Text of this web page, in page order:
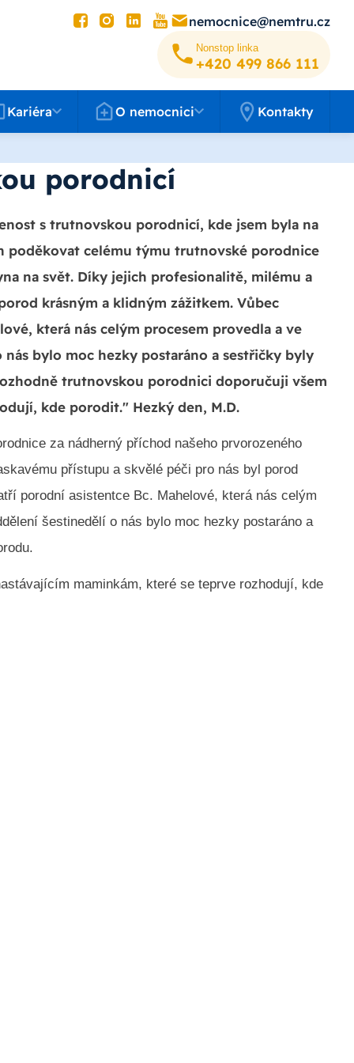
nemocnice@nemtru.cz
Nonstop linka
+420 499 8­66 111
Kariéra
O nemocnici
O nemocnici Kontakty
porodnicí
s trutnovskou porodnicí, kde jsem byla na
poděkovat celému týmu trutnovské porodnice
na svět. Díky jejich profesionalitě, milému a
krásným a klidným zážitkem. Vůbec
která nás celým procesem provedla a ve
bylo moc hezky postaráno a sestřičky byly
trutnovskou porodnici doporučuji všem
kde porodit." Hezký den, M.D.
za nádherný příchod našeho prvorozeného
přístupu a skvělé péči pro nás byl porod
porodní asistentce Bc. Mahelové, která nás celým
šestinedělí o nás bylo moc hezky postaráno a
maminkám, které se teprve rozhodují, kde